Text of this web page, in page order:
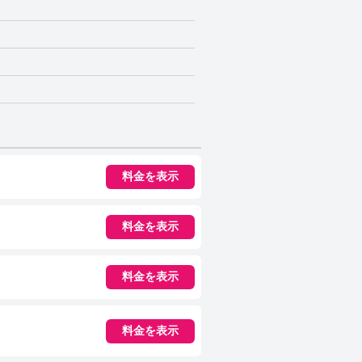
料金を表示
料金を表示
料金を表示
料金を表示